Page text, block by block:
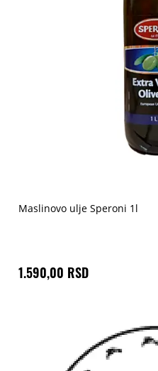
Maslinovo ulje Speroni 1l
1.590,00 RSD